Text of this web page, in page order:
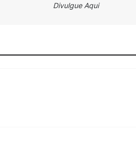
Divulgue Aqui